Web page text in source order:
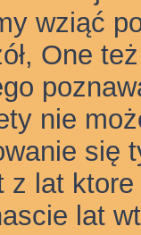
wziąć
One
nie
się
z lat
lat